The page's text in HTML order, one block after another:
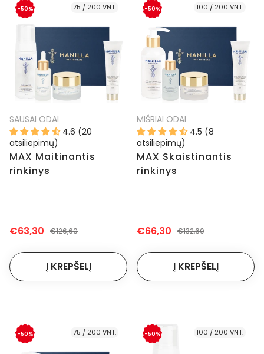
-50% 75 / 200 VNT.
SAUSAI ODAI
4.6 (20
atsiliepimų)
MAX Maitinantis
rinkinys
€63,30 €126,60
-50% 100 / 200 VNT.
MIŠRIAI ODAI
4.5 (8
atsiliepimų)
MAX Skaistinantis
rinkinys
€66,30 €132,60
-50% 75 / 200 VNT. -50% 100 / 200 VNT.